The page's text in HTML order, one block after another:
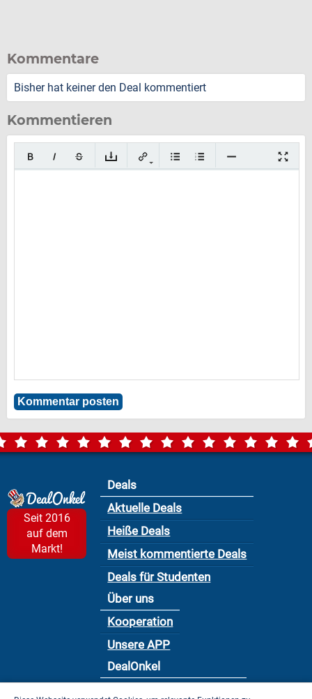
Kommentare
Bisher hat keiner den Deal kommentiert
Kommentieren
Seit 2016
auf dem
Markt!
Deals
Aktuelle Deals
Heiße Deals
Meist kommentierte Deals
Deals für Studenten
Über uns
Kooperation
Unsere APP
DealOnkel